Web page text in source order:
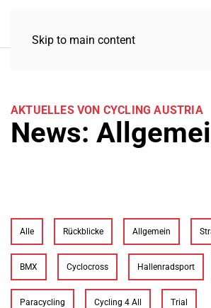
Skip to main content
AKTUELLES VON CYCLING AUSTRIA
News:
Alle Rückblicke Allgemein
BMX Cyclocross Hallenradsport
Paracycling Cycling 4 All Trial